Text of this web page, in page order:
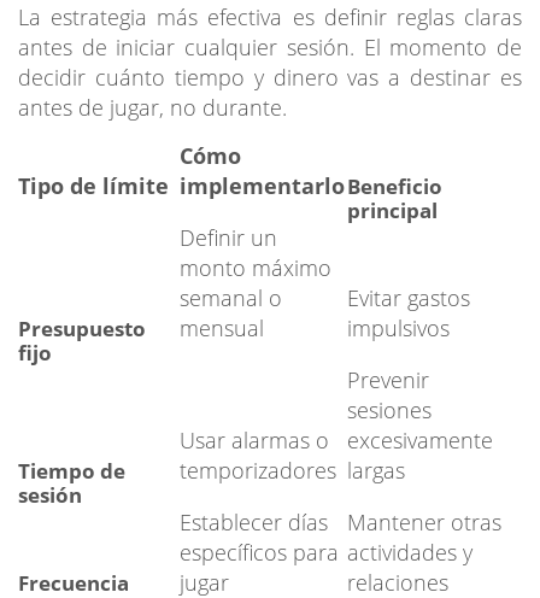
La estrategia más efectiva es definir reglas claras
antes de iniciar cualquier sesión. El momento de
decidir cuánto tiempo y dinero vas a destinar es
antes de jugar, no durante.
Tipo de límite
Cómo
implementarloBeneficio
principal
Presupuesto
fijo
Definir un
monto máximo
semanal o
mensual
Evitar gastos
impulsivos
Tiempo de
sesión
Usar alarmas o
temporizadores
Prevenir
sesiones
excesivamente
largas
Frecuencia
Establecer días
específicos para
jugar
Mantener otras
actividades y
relaciones